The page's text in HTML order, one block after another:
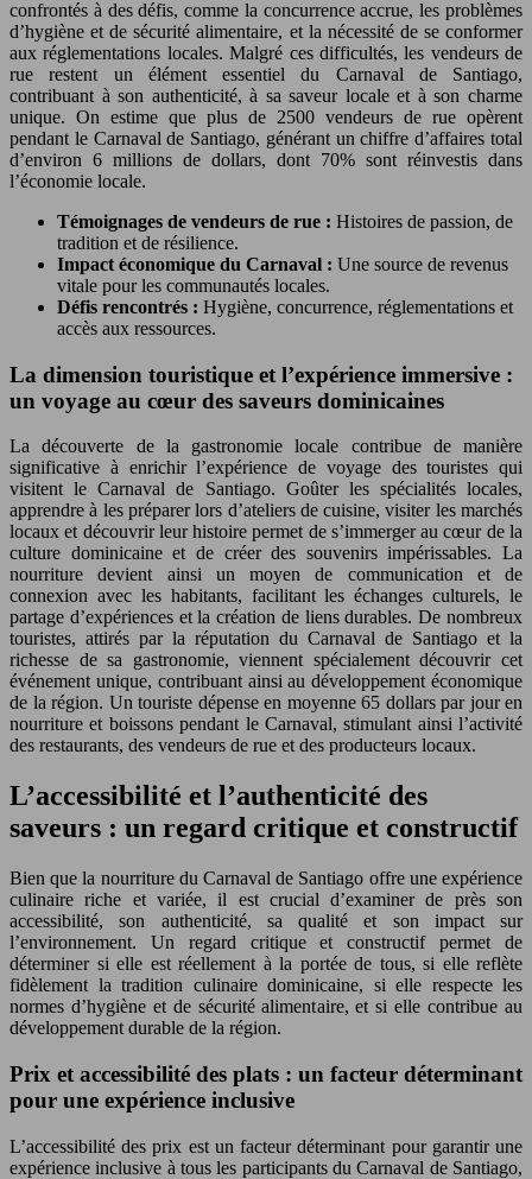
confrontés à des défis, comme la concurrence accrue, les problèmes
d’hygiène et de sécurité alimentaire, et la nécessité de se conformer
aux réglementations locales. Malgré ces difficultés, les vendeurs de
rue restent un élément essentiel du Carnaval de Santiago,
contribuant à son authenticité, à sa saveur locale et à son charme
unique. On estime que plus de 2500 vendeurs de rue opèrent
pendant le Carnaval de Santiago, générant un chiffre d’affaires total
d’environ 6 millions de dollars, dont 70% sont réinvestis dans
l’économie locale.
Témoignages de vendeurs de rue : Histoires de passion, de
tradition et de résilience.
Impact économique du Carnaval : Une source de revenus
vitale pour les communautés locales.
Défis rencontrés : Hygiène, concurrence, réglementations et
accès aux ressources.
La dimension touristique et l’expérience immersive :
un voyage au cœur des saveurs dominicaines
La découverte de la gastronomie locale contribue de manière
significative à enrichir l’expérience de voyage des touristes qui
visitent le Carnaval de Santiago. Goûter les spécialités locales,
apprendre à les préparer lors d’ateliers de cuisine, visiter les marchés
locaux et découvrir leur histoire permet de s’immerger au cœur de la
culture dominicaine et de créer des souvenirs impérissables. La
nourriture devient ainsi un moyen de communication et de
connexion avec les habitants, facilitant les échanges culturels, le
partage d’expériences et la création de liens durables. De nombreux
touristes, attirés par la réputation du Carnaval de Santiago et la
richesse de sa gastronomie, viennent spécialement découvrir cet
événement unique, contribuant ainsi au développement économique
de la région. Un touriste dépense en moyenne 65 dollars par jour en
nourriture et boissons pendant le Carnaval, stimulant ainsi l’activité
des restaurants, des vendeurs de rue et des producteurs locaux.
L’accessibilité et l’authenticité des
saveurs : un regard critique et constructif
Bien que la nourriture du Carnaval de Santiago offre une expérience
culinaire riche et variée, il est crucial d’examiner de près son
accessibilité, son authenticité, sa qualité et son impact sur
l’environnement. Un regard critique et constructif permet de
déterminer si elle est réellement à la portée de tous, si elle reflète
fidèlement la tradition culinaire dominicaine, si elle respecte les
normes d’hygiène et de sécurité alimentaire, et si elle contribue au
développement durable de la région.
Prix et accessibilité des plats : un facteur déterminant
pour une expérience inclusive
L’accessibilité des prix est un facteur déterminant pour garantir une
expérience inclusive à tous les participants du Carnaval de Santiago,